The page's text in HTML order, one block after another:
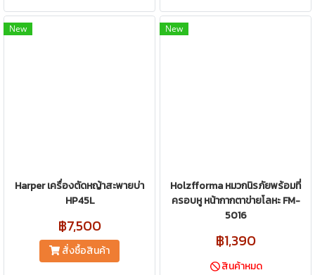
New
Harper เครื่องตัดหญ้าสะพายบ่า
HP45L
฿7,500
สั่งซื้อสินค้า
New
Holzfforma หมวกนิรภัยพร้อมที่
ครอบหู หน้ากากตาข่ายโลหะ FM-
5016
฿1,390
สินค้าหมด